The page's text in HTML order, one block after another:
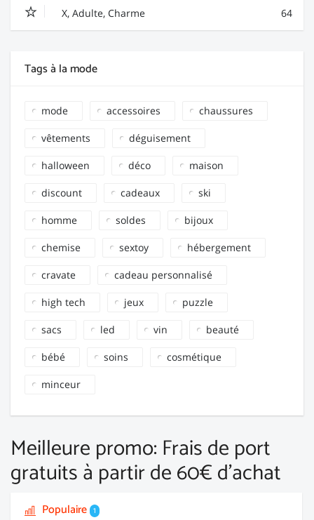
X, Adulte, Charme 64
Tags à la mode
mode accessoires chaussures
vêtements déguisement
halloween déco maison
discount cadeaux ski
homme soldes bijoux
chemise sextoy hébergement
cravate cadeau personnalisé
high tech jeux puzzle
sacs led vin beauté
bébé soins cosmétique
minceur
Meilleure promo: Frais de port
gratuits à partir de 60€ d'achat
Populaire 1